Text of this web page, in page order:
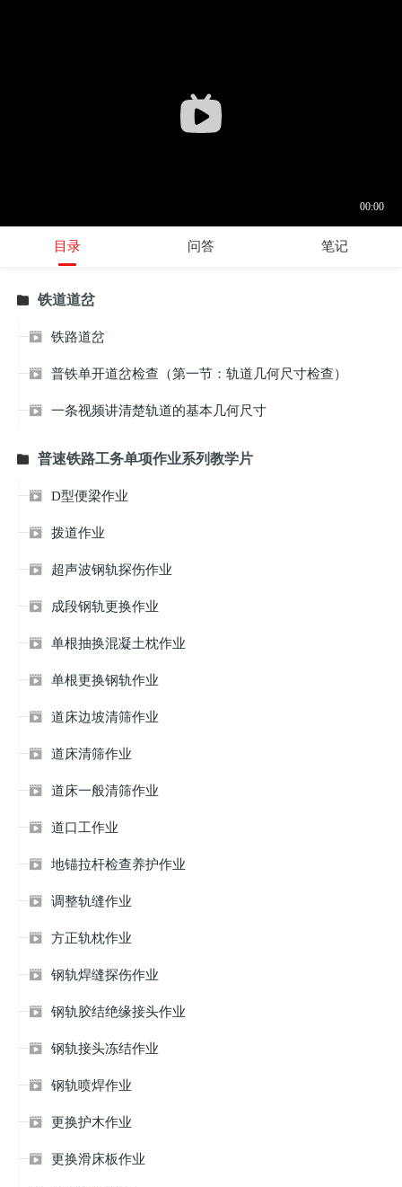
目录 问答 笔记
 铁道道岔
 铁路道岔
 普铁单开道岔检查（第一节：轨道几何尺寸检查）
 一条视频讲清楚轨道的基本几何尺寸
 普速铁路工务单项作业系列教学片
 D型便梁作业
 拨道作业
 超声波钢轨探伤作业
 成段钢轨更换作业
 单根抽换混凝土枕作业
 单根更换钢轨作业
 道床边坡清筛作业
 道床清筛作业
 道床一般清筛作业
 道口工作业
 地锚拉杆检查养护作业
 调整轨缝作业
 方正轨枕作业
 钢轨焊缝探伤作业
 钢轨胶结绝缘接头作业
 钢轨接头冻结作业
 钢轨喷焊作业
 更换护木作业
 更换滑床板作业